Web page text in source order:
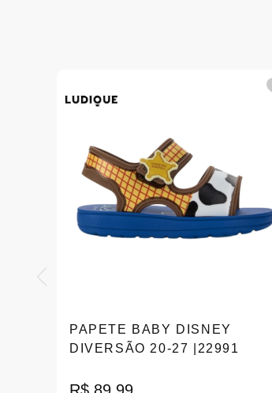
PAPETE BABY DISNEY
DIVERSÃO 20-27 |22991